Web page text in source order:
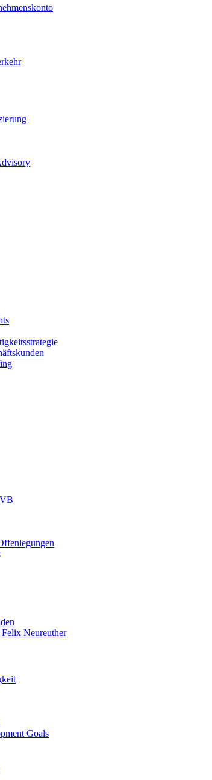
Felix Neureuther
Goals